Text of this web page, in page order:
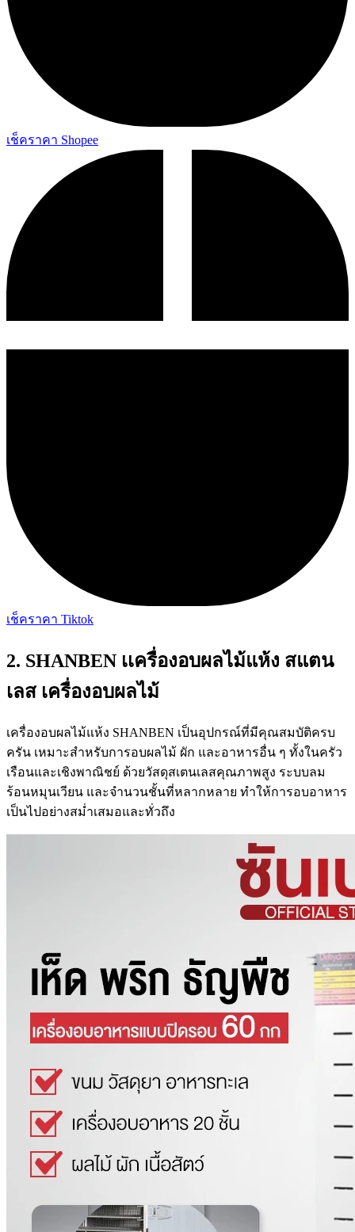
เช็คราคา Shopee
เช็คราคา Tiktok
2. SHANBEN เเครื่องอบผลไม้แห้ง สแตน
เลส เครื่องอบผลไม้
เครื่องอบผลไม้แห้ง SHANBEN เป็นอุปกรณ์ที่มีคุณสมบัติครบ
ครัน เหมาะสำหรับการอบผลไม้ ผัก และอาหารอื่น ๆ ทั้งในครัว
เรือนและเชิงพาณิชย์ ด้วยวัสดุสเตนเลสคุณภาพสูง ระบบลม
ร้อนหมุนเวียน และจำนวนชั้นที่หลากหลาย ทำให้การอบอาหาร
เป็นไปอย่างสม่ำเสมอและทั่วถึง